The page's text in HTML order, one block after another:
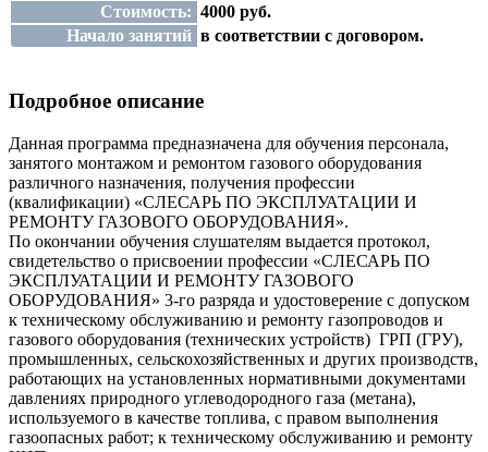
Стоимость: 4000 руб.
Начало занятий в соответствии с договором.
Подробное описание
Данная программа предназначена для обучения персонала,
занятого монтажом и ремонтом газового оборудования
различного назначения, получения профессии
(квалификации) «СЛЕСАРЬ ПО ЭКСПЛУАТАЦИИ И
РЕМОНТУ ГАЗОВОГО ОБОРУДОВАНИЯ».
По окончании обучения слушателям выдается протокол,
свидетельство о присвоении профессии «СЛЕСАРЬ ПО
ЭКСПЛУАТАЦИИ И РЕМОНТУ ГАЗОВОГО
ОБОРУДОВАНИЯ» 3-го разряда и удостоверение с допуском
к техническому обслуживанию и ремонту газопроводов и
газового оборудования (технических устройств) ГРП (ГРУ),
промышленных, сельскохозяйственных и других производств,
работающих на установленных нормативными документами
давлениях природного углеводородного газа (метана),
используемого в качестве топлива, с правом выполнения
газоопасных работ; к техническому обслуживанию и ремонту